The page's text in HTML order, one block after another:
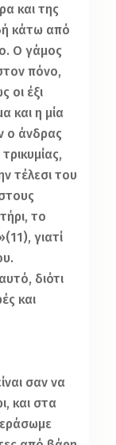
και της
κάτω από
Ο γάμος
πόνο,
οι έξι
και η μία
ο άνδρας
τέλεσι του
το
γιατί
διότι
και
σαν να
και στα